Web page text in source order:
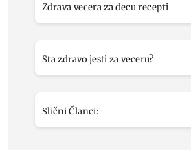
Zdrava vecera za decu recepti
Sta zdravo jesti za veceru?
Slični Članci: